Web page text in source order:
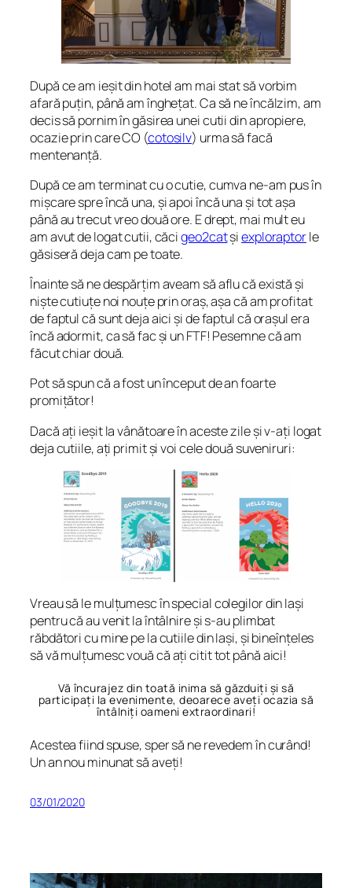
După ce am ieșit din hotel am mai stat să vorbim
afară puțin, până am înghețat. Ca să ne încălzim, am
decis să pornim în găsirea unei cutii din apropiere,
ocazie prin care CO (cotosilv) urma să facă
mentenanță.
După ce am terminat cu o cutie, cumva ne-am pus în
mișcare spre încă una, și apoi încă una și tot așa
până au trecut vreo două ore. E drept, mai mult eu
am avut de logat cutii, căcigeo2catșiexploraptorle
găsiseră deja cam pe toate.
Înainte să ne despărțim aveam să aflu că există și
niște cutiuțe noi nouțe prin oraș, așa că am profitat
de faptul că sunt deja aici și de faptul că orașul era
încă adormit, ca să fac și un FTF! Pesemne că am
făcut chiar două.
Pot să spun că a fost un început de an foarte
promițător!
Dacă ați ieșit la vânătoare în aceste zile și v-ați logat
deja cutiile, ați primit și voi cele două suveniruri:
Vreau să le mulțumesc în special colegilor din Iași
pentru că au venit la întâlnire și s-au plimbat
răbdători cu mine pe la cutiile din Iași, și bineînțeles
să vă mulțumesc vouă că ați citit tot până aici!
Vă încurajez din toată inima să găzduiți și să
participați la evenimente, deoarece aveți ocazia să
întâlniți oameni extraordinari!
Acestea fiind spuse, sper să ne revedem în curând!
Un an nou minunat să aveți!
03/01/2020